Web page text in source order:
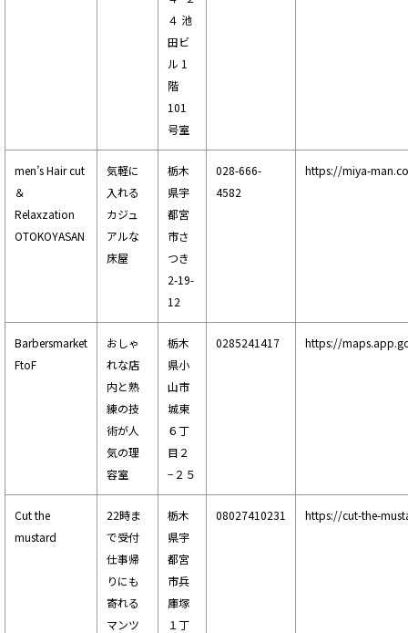
４ 池
田ビ
ル 1
階
101
号室
men’s Hair cut
＆
Relaxzation
OTOKOYASAN
気軽に
入れる
カジュ
アルな
床屋
栃木
県宇
都宮
市さ
つき
2-19-
12
028-666-
4582
https://miya-
Barbersmarket
FtoF
おしゃ
れな店
内と熟
練の技
術が人
気の理
容室
栃木
県小
山市
城東
６丁
目２
−２５
0285241417 https://
Cut the
mustard
22時ま
で受付
仕事帰
りにも
寄れる
マンツ
栃木
県宇
都宮
市兵
庫塚
１丁
08027410231 https://cut-the-